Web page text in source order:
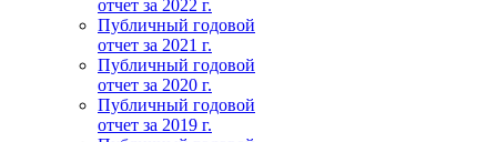
отчет за 2022 г.
Публичный годовой
отчет за 2021 г.
Публичный годовой
отчет за 2020 г.
Публичный годовой
отчет за 2019 г.